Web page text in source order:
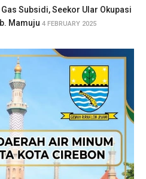
Subsidi, Seekor Ular Okupasi
Mamuju 4 FEBRUARY 2025